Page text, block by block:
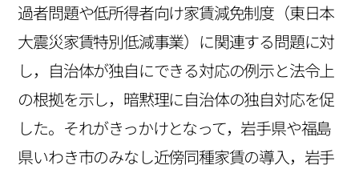
過者問題や低所得者向け家賃減免制度（東日本
大震災家賃特別低減事業）に関連する問題に対
し，自治体が独自にできる対応の例示と法令上
の根拠を示し，暗黙理に自治体の独自対応を促
した。それがきっかけとなって，岩手県や福島
県いわき市のみなし近傍同種家賃の導入，岩手